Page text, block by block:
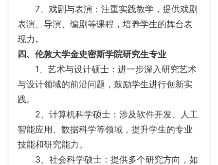
7、戏剧与表演：注重实践教学，提供戏剧
表演、导演、编剧等课程，培养学生的舞台表
现力。
四、伦敦大学金史密斯学院研究生专业
1、艺术与设计硕士：进一步深入研究艺术
与设计领域的前沿问题，鼓励学生进行创新实
践。
2、计算机科学硕士：涉及软件开发、人工
智能应用、数据科学等领域，提升学生的专业
技能和研究能力。
3、社会科学硕士：提供多个研究方向，如